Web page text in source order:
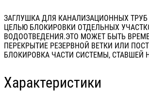
ЗАГЛУШКА ДЛЯ КАНАЛИЗАЦИОННЫХ ТРУБ
ЦЕЛЬЮ БЛОКИРОВКИ ОТДЕЛЬНЫХ
ВОДООТВЕДЕНИЯ.ЭТО МОЖЕТ БЫТЬ
ПЕРЕКРЫТИЕ РЕЗЕРВНОЙ ВЕТКИ ИЛИ
БЛОКИРОВКА ЧАСТИ СИСТЕМЫ, СТАВШЕЙ
Характеристики